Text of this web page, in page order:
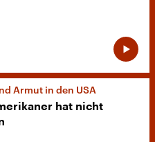
Armut in den USA
hat nicht